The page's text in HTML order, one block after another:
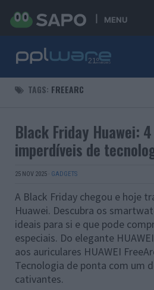
MENU
TAGS: FREEARC
Black Friday Huawei:
imperdíveis de
25 NOV 2025 · GADGETS
A Black Friday chegou e hoje
Huawei. Descubra os
ideais para si e que pode
especiais. Do elegante
aos auriculares HUAWEI
Tecnologia de ponta com um
cativantes.